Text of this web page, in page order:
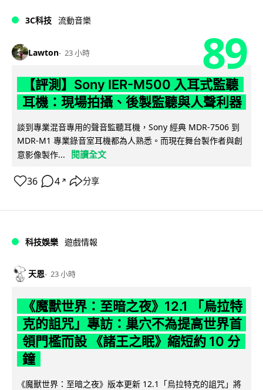
3C科技 流動音樂
Lawton 23 小時 89
【評測】Sony IER-M500 入耳式監聽
耳機：現場拍攝、後製監聽與人聲利器
談到專業混音專用的聲音監聽耳機，Sony 經典 MDR-7506 到
MDR-M1 專業錄音室耳機都為人熟悉。而現在舞台製作者與創
意影像製作...
閱讀全文
36 4 ↗ 分享
科技娛樂 遊戲情報
天恩 23 小時
《魔獸世界：至暗之夜》12.1 「烏拉特
克的詛咒」專訪：巢穴不為提高世界首
領門檻而設 《諸王之眠》縮短約 10 分
鐘
《魔獸世界：至暗之夜》版本更新 12.1「烏拉特克的詛咒」將